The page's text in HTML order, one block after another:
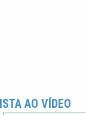
AO VÍDEO